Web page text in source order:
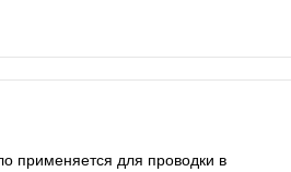
применяется для проводки в